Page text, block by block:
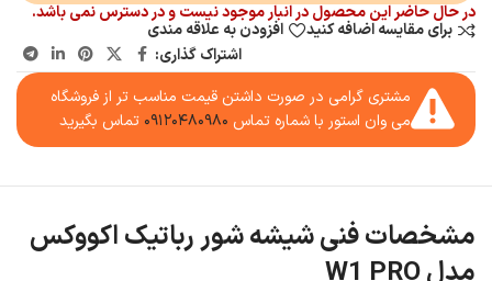
در حال حاضر این محصول در انبار موجود نیست و در دسترس نمی باشد.
برای مقایسه اضافه کنید
افزودن به علاقه مندی
اشتراک گذاری:
مشتری گرامی در صورت داشتن قیمت مناسب تر از فروشگاه
می وان استور با شماره تماس ۰۹۱۲۰۴۸۰۹۸۰ تماس بگیرید
مشخصات فنی شیشه شور رباتیک اکووکس